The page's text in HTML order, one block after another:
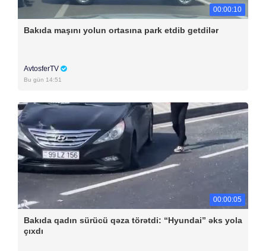
00:00:10
Bakıda maşını yolun ortasına park etdib getdilər
AvtosferTV
Bu gün 14:51
00:00:05
Bakıda qadın sürücü qəza törətdi: “Hyundai” əks yola
çıxdı